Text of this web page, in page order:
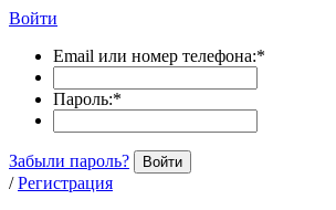
Войти
Email или номер телефона:*
Пароль:*
Забыли пароль? Войти
/ Регистрация